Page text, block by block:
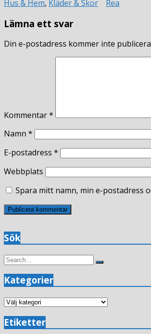
Hus & Hem, Kläder & Skor Rea
Lämna ett svar
Din e-postadress kommer inte
Kommentar*
Namn *
E-postadress *
Webbplats
Spara mitt namn, min e-postadress
Sök
Search
Search
Kategorier
Kategorier
Etiketter